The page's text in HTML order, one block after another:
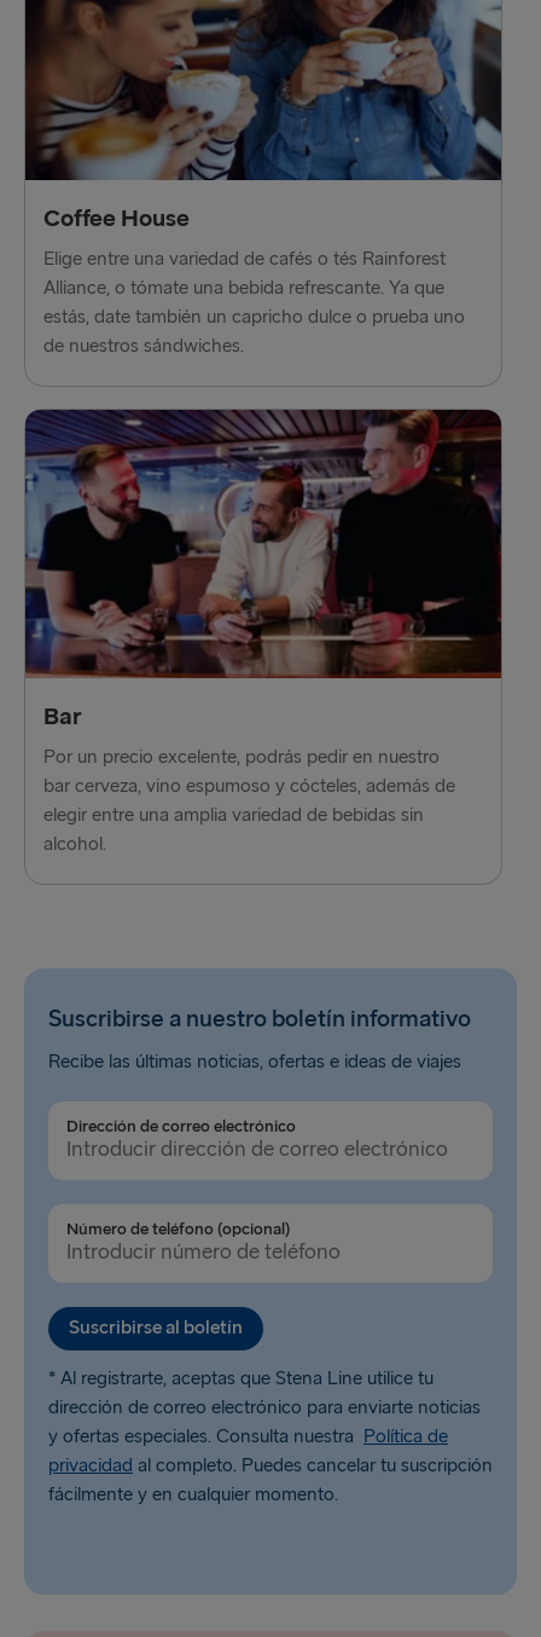
Coffee House
Elige entre una variedad de cafés o tés Rainforest
Alliance, o tómate una bebida refrescante. Ya que
estás, date también un capricho dulce o prueba uno
de nuestros sándwiches.
Bar
Por un precio excelente, podrás pedir en nuestro
bar cerveza, vino espumoso y cócteles, además de
elegir entre una amplia variedad de bebidas sin
alcohol.
Suscribirse a nuestro boletín informativo
Recibe las últimas noticias, ofertas e ideas de viajes
Dirección de correo electrónico
Número de teléfono (opcional)
Suscribirse al boletín
* Al registrarte, aceptas que Stena Line utilice tu
dirección de correo electrónico para enviarte noticias
y ofertas especiales. Consulta nuestra Política de
privacidad al completo. Puedes cancelar tu suscripción
fácilmente y en cualquier momento.